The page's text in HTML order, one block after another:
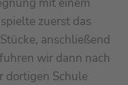
zuerst das
anschließend
wir dann nach
dortigen Schule